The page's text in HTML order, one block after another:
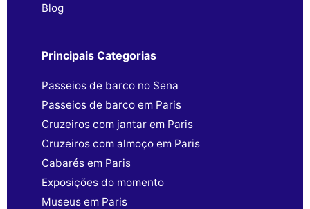
Blog
Principais Categorias
Passeios de barco no Sena
Passeios de barco em Paris
Cruzeiros com jantar em Paris
Cruzeiros com almoço em Paris
Cabarés em Paris
Exposições do momento
Museus em Paris